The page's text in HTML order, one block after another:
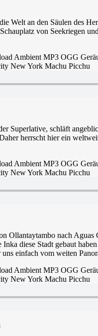
Welt an den Säulen des
von Seekriegen
Superlative, schläft
herrscht hier ein
Ollantaytambo nach
diese Stadt gebaut
einfach vom weiten